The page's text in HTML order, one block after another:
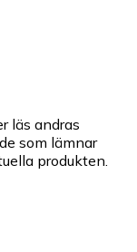
läs andras
som lämnar
produkten.